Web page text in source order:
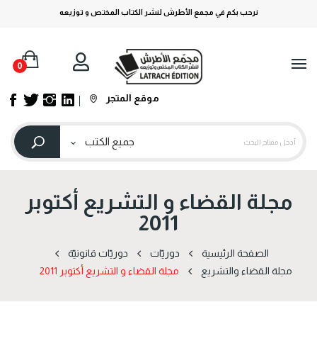
نرحب بكم في مجمع الأطرش لنشر الكتاب المختص و توزيعه
0
موقع المتجر
مجلة القضاء و التشريع أكتوبر
2011
الصفحة الرئيسية دوریّات
دوریّات قانونیّة
مجلة القضاء والتشريع
مجلة القضاء و التشريع أكتوبر 2011